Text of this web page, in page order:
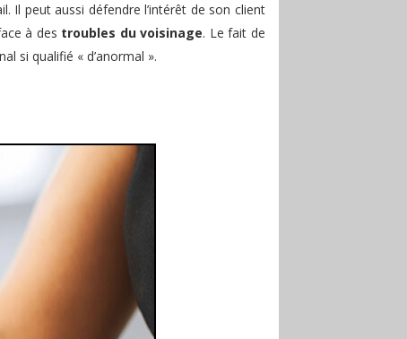
Il peut aussi défendre l’intérêt de son client
à des troubles du voisinage. Le fait de
si qualifié « d’anormal ».